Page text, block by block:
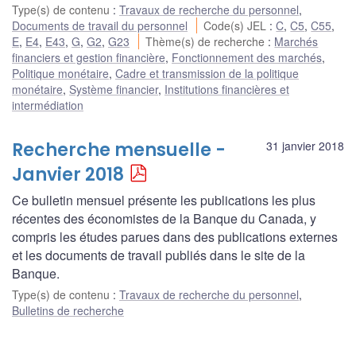
Type(s) de contenu : Travaux de recherche du personnel,
Documents de travail du personnel
Code(s) JEL :C,C5,C55,
E, E4, E43, G, G2, G23 Thème(s) de recherche : Marchés
financiers et gestion financière, Fonctionnement des marchés,
Politique monétaire, Cadre et transmission de la politique
monétaire, Système financier, Institutions financières et
intermédiation
31 janvier 2018
Recherche mensuelle -
Janvier 2018
Ce bulletin mensuel présente les publications les plus
récentes des économistes de la Banque du Canada, y
compris les études parues dans des publications externes
et les documents de travail publiés dans le site de la
Banque.
Type(s) de contenu : Travaux de recherche du personnel,
Bulletins de recherche